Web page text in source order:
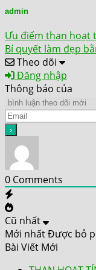
admin
Ưu điểm than hoạt
Bí quyết làm đẹp
Theo dõi
Đăng nhập
Thông báo của
0 Comments
Cũ nhất
Mới nhấtĐược bỏ
Bài Viết Mới